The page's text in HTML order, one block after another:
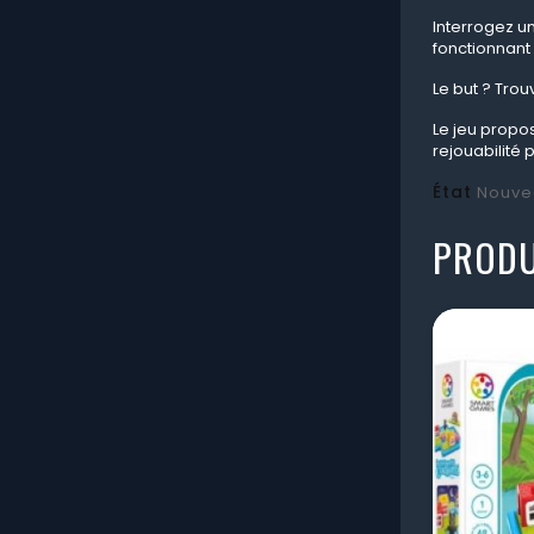
Interrogez
Le but ?
Le jeu
rejouabilité
État